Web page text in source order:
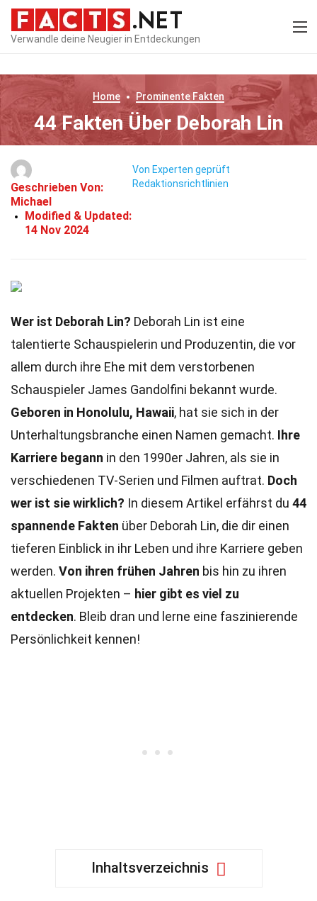
Verwandle deine Neugier in Entdeckungen
Home Prominente Fakten
44 Fakten Über Deborah Lin
Geschrieben Von:
Michael
Modified & Updated:
14 Nov 2024
Von Experten geprüft
Redaktionsrichtlinien
Wer ist Deborah Lin? Deborah Lin ist eine
talentierte Schauspielerin und Produzentin, die vor
allem durch ihre Ehe mit dem verstorbenen
Schauspieler James Gandolfini bekannt wurde.
Geboren in Honolulu, Hawaii, hat sie sich in der
Unterhaltungsbranche einen Namen gemacht. Ihre
Karriere begann in den 1990er Jahren, als sie in
verschiedenen TV-Serien und Filmen auftrat. Doch
wer ist sie wirklich? In diesem Artikel erfährst du 44
spannende Fakten über Deborah Lin, die dir einen
tieferen Einblick in ihr Leben und ihre Karriere geben
werden. Von ihren frühen Jahren bis hin zu ihren
aktuellen Projekten – hier gibt es viel zu
entdecken. Bleib dran und lerne eine faszinierende
Persönlichkeit kennen!
Inhaltsverzeichnis